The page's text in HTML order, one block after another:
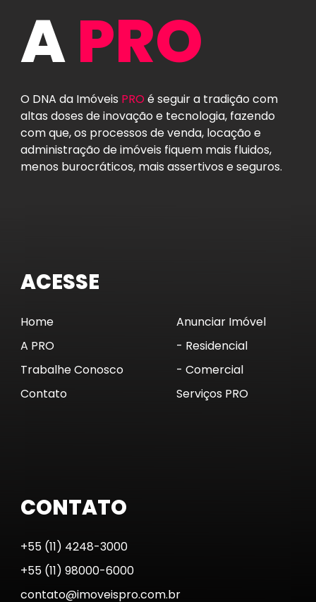
APRO
O DNA da Imóveis PRO é seguir a tradição com
altas doses de inovação e tecnologia, fazendo
com que, os processos de venda, locação e
administração de imóveis fiquem mais fluidos,
menos burocráticos, mais assertivos e seguros.
ACESSE
Home
A PRO
Trabalhe Conosco
Contato
Anunciar Imóvel
- Residencial
- Comercial
Serviços PRO
CONTATO
+55 (11) 4248-3000
+55 (11) 98000-6000
contato@imoveispro.com.br